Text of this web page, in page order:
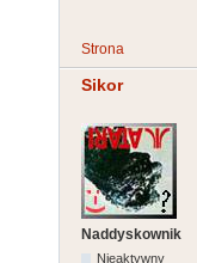
Strona
Sikor
Naddyskownik
Nieaktywny